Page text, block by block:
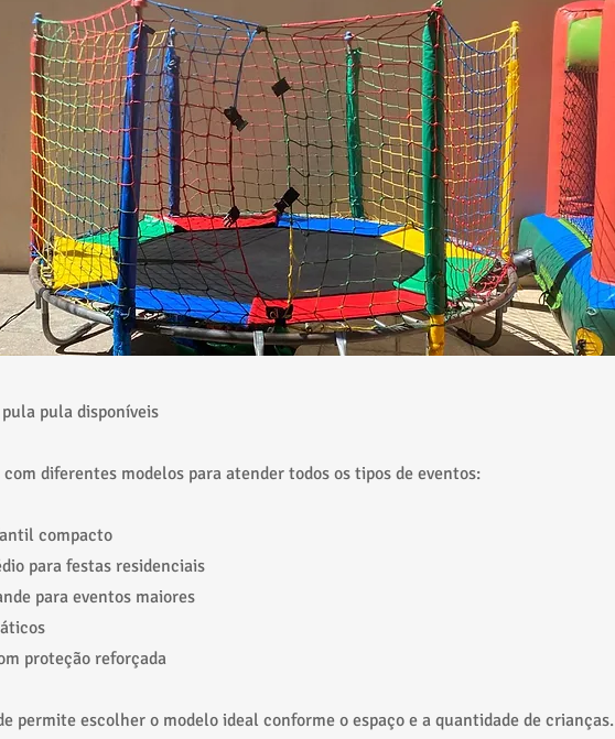
pula disponíveis
diferentes modelos para atender todos os tipos de eventos:
compacto
para festas residenciais
para eventos maiores
proteção reforçada
permite escolher o modelo ideal conforme o espaço e a quantidade de crianças.